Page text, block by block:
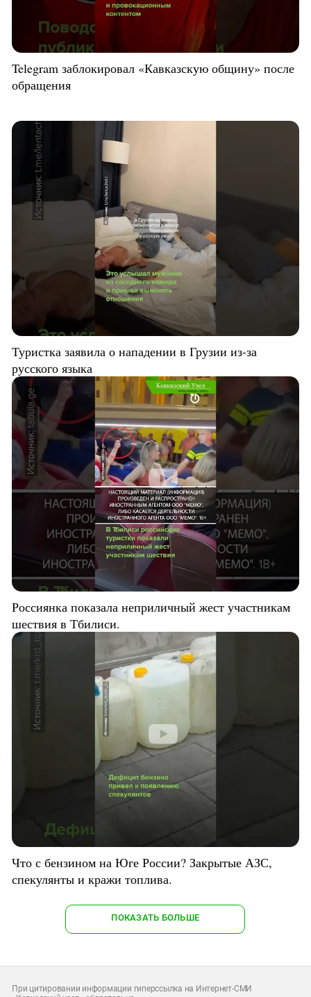
Telegram заблокировал «Кавказскую общину» после
обращения
Туристка заявила о нападении в Грузии из-за
русского языка
Россиянка показала неприличный жест участникам
шествия в Тбилиси.
Что с бензином на Юге России? Закрытые АЗС,
спекулянты и кражи топлива.
ПОКАЗАТЬ БОЛЬШЕ
При цитировании информации гиперссылка на Интернет-СМИ